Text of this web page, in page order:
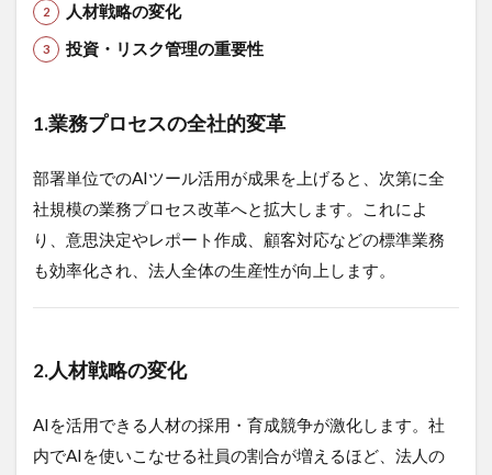
人材戦略の変化
投資・リスク管理の重要性
1.業務プロセスの全社的変革
部署単位でのAIツール活用が成果を上げると、次第に全
社規模の業務プロセス改革へと拡大します。これによ
り、意思決定やレポート作成、顧客対応などの標準業務
も効率化され、法人全体の生産性が向上します。
2.人材戦略の変化
AIを活用できる人材の採用・育成競争が激化します。社
内でAIを使いこなせる社員の割合が増えるほど、法人の